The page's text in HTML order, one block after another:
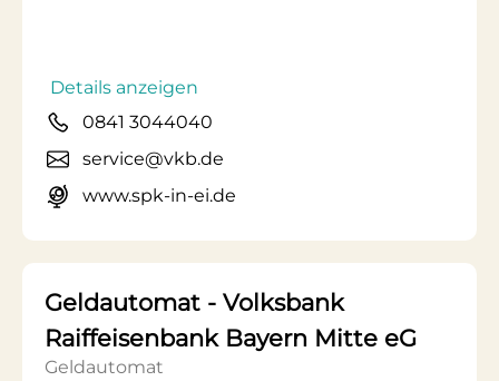
Details anzeigen
0841 3044040
service@vkb.de
www.spk-in-ei.de
Geldautomat - Volksbank
Raiffeisenbank Bayern Mitte eG
Geldautomat